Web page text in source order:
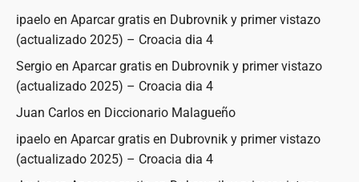
ipaelo en Aparcar gratis en Dubrovnik y primer vistazo
(actualizado 2025) – Croacia dia 4
Sergio en Aparcar gratis en Dubrovnik y primer vistazo
(actualizado 2025) – Croacia dia 4
Juan Carlos en Diccionario Malagueño
ipaelo en Aparcar gratis en Dubrovnik y primer vistazo
(actualizado 2025) – Croacia dia 4